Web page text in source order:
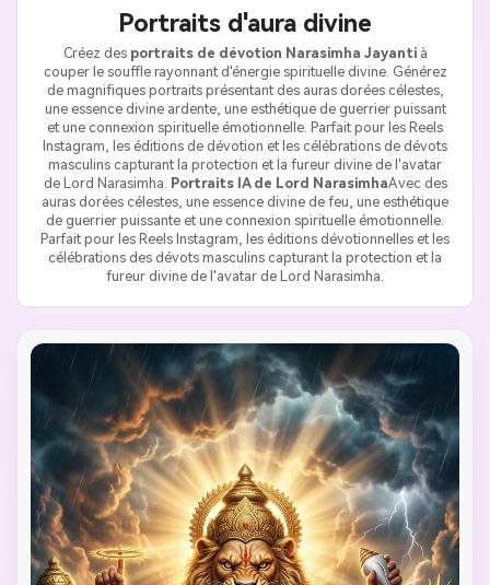
Portraits d'aura divine
Créez des portraits de dévotion Narasimha Jayantià
couper le souffle rayonnant d'énergie spirituelle divine. Générez
de magnifiques portraits présentant des auras dorées célestes,
une essence divine ardente, une esthétique de guerrier puissant
et une connexion spirituelle émotionnelle. Parfait pour les Reels
Instagram, les éditions de dévotion et les célébrations de dévots
masculins capturant la protection et la fureur divine de l'avatar
de Lord Narasimha. Portraits IA de Lord NarasimhaAvec des
auras dorées célestes, une essence divine de feu, une esthétique
de guerrier puissante et une connexion spirituelle émotionnelle.
Parfait pour les Reels Instagram, les éditions dévotionnelles et les
célébrations des dévots masculins capturant la protection et la
fureur divine de l'avatar de Lord Narasimha.